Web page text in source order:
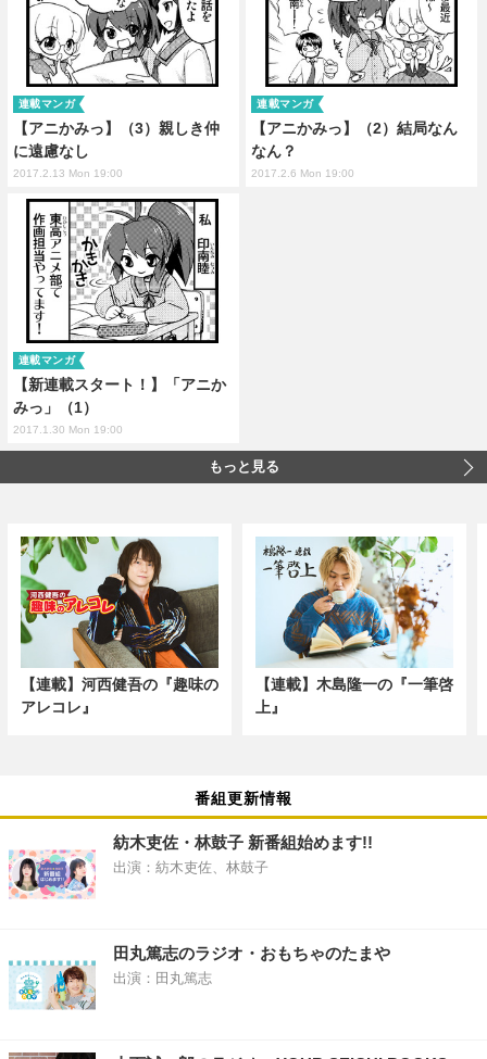
【アニかみっ】（3）親しき仲
に遠慮なし
連載マンガ
2017.2.13 Mon 19:00
【アニかみっ】（2）結局なん
なん？
連載マンガ
2017.2.6 Mon 19:00
【新連載スタート！】「アニか
みっ」（1）
連載マンガ
2017.1.30 Mon 19:00
もっと見る
【連載】河西健吾の『趣味の
アレコレ』
【連載】木島隆一の『一筆啓
上』
番組更新情報
紡木吏佐・林鼓子 新番組始めます!!
出演：紡木吏佐、林鼓子
田丸篤志のラジオ・おもちゃのたまや
出演：田丸篤志